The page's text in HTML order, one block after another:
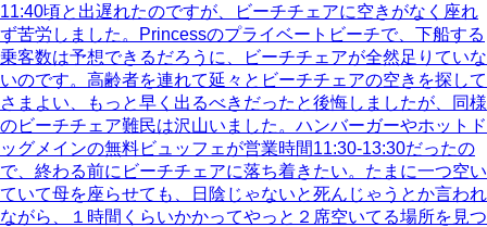
11:40頃と出遅れたのですが、ビーチチェアに空きがなく座れ
ず苦労しました。Princessのプライベートビーチで、下船する
乗客数は予想できるだろうに、ビーチチェアが全然足りていな
いのです。高齢者を連れて延々とビーチチェアの空きを探して
さまよい、もっと早く出るべきだったと後悔しましたが、同様
のビーチチェア難民は沢山いました。ハンバーガーやホットド
ッグメインの無料ビュッフェが営業時間11:30-13:30だったの
で、終わる前にビーチチェアに落ち着きたい。たまに一つ空い
ていて母を座らせても、日陰じゃないと死んじゃうとか言われ
ながら、１時間くらいかかってやっと２席空いてる場所を見つ